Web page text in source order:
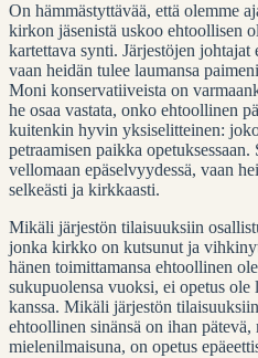
On hämmästyttävää, että olemme
kirkon jäsenistä uskoo ehtoollisen
kartettava synti. Järjestöjen
vaan heidän tulee laumansa
Moni konservatiiveista on
he osaa vastata, onko ehtoollinen
kuitenkin hyvin yksiselitteinen:
petraamisen paikka
vellomaan epäselvyydessä, vaan
selkeästi ja kirkkaasti.
Mikäli järjestön tilaisuuksiin
jonka kirkko on kutsunut ja
hänen toimittamansa ehtoollinen
sukupuolensa vuoksi, ei opetus
kanssa. Mikäli järjestön
ehtoollinen sinänsä on ihan
mielenilmaisuna, on opetus